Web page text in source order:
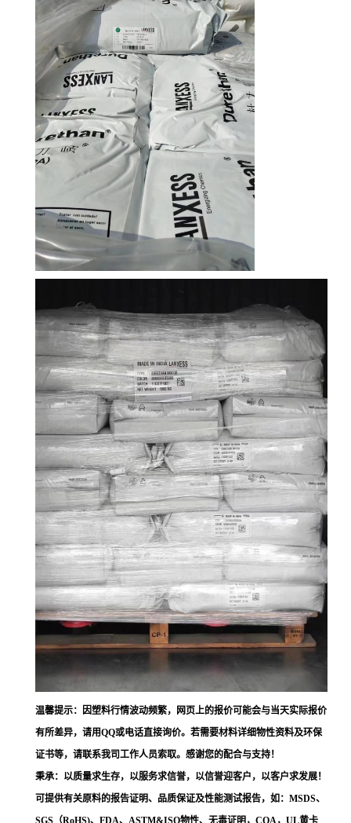
温馨提示：因塑料行情波动频繁，网页上的报价可能会与当天实际报价
有所差异，请用QQ或电话直接询价。若需要材料详细物性资料及环保
证书等，请联系我司工作人员索取。感谢您的配合与支持！
秉承：以质量求生存，以服务求信誉，以信誉迎客户，以客户求发展！
可提供有关原料的报告证明、品质保证及性能测试报告，如：MSDS、
SGS（RoHS)、FDA、ASTM&ISO物性、无毒证明，COA，UL黄卡